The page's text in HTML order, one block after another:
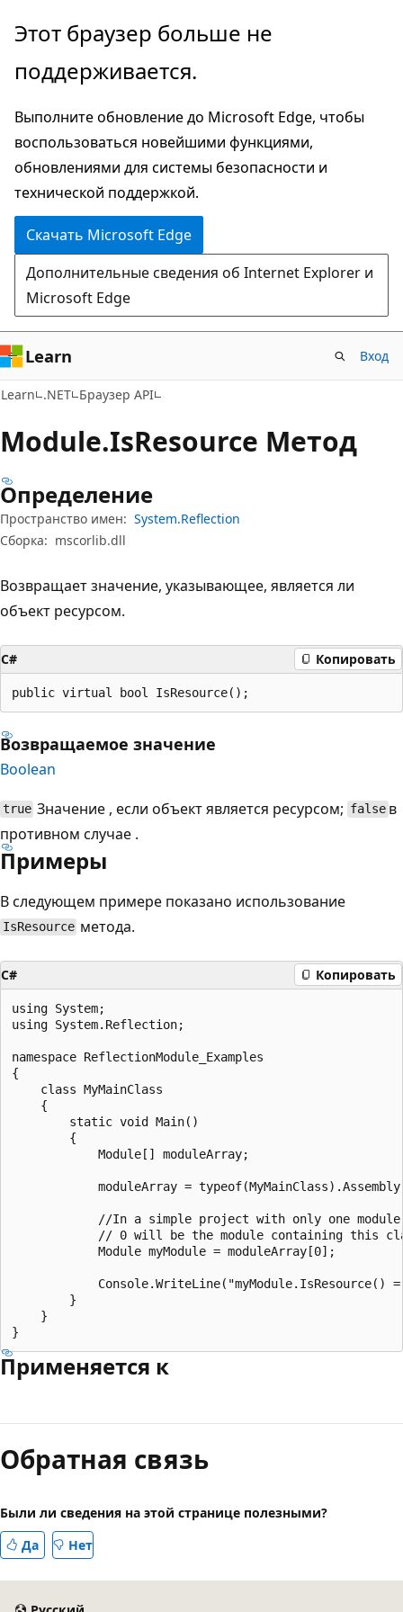
Пропустить
перейти
основному
содержимому
Переход
навигации
странице
Этот браузер больше не
поддерживается.
Выполните обновление до Microsoft Edge, чтобы
воспользоваться новейшими функциями,
обновлениями для системы безопасности и
технической поддержкой.
Скачать Microsoft Edge
Дополнительные сведения об Internet Explorer и
Microsoft Edge
Learn Вход
Learn .NET Браузер API
Module.IsResource Метод
Определение
Пространство имен: System.Reflection
Сборка: mscorlib.dll
Возвращает значение, указывающее, является ли
объект ресурсом.
C# Копировать
public virtual bool IsResource();
Возвращаемое значение
Boolean
true Значение , если объект является ресурсом; falseв
противном случае .
Примеры
В следующем примере показано использование
IsResource метода.
C# Копировать
using System;
using System.Reflection;
namespace ReflectionModule_Examples
{
    class MyMainClass
    {
        static void Main()
        {
            Module[] moduleArray;
moduleArray =
//In a simple project with only one
// 0 will be the module containing this
            Module myModule = moduleArray[0];
Console.WriteLine("myModule.IsResource()
        }
    }
Применяется к
чтения
выключен
Обратная связь
Были ли сведения на этой странице полезными?
Да
Нет